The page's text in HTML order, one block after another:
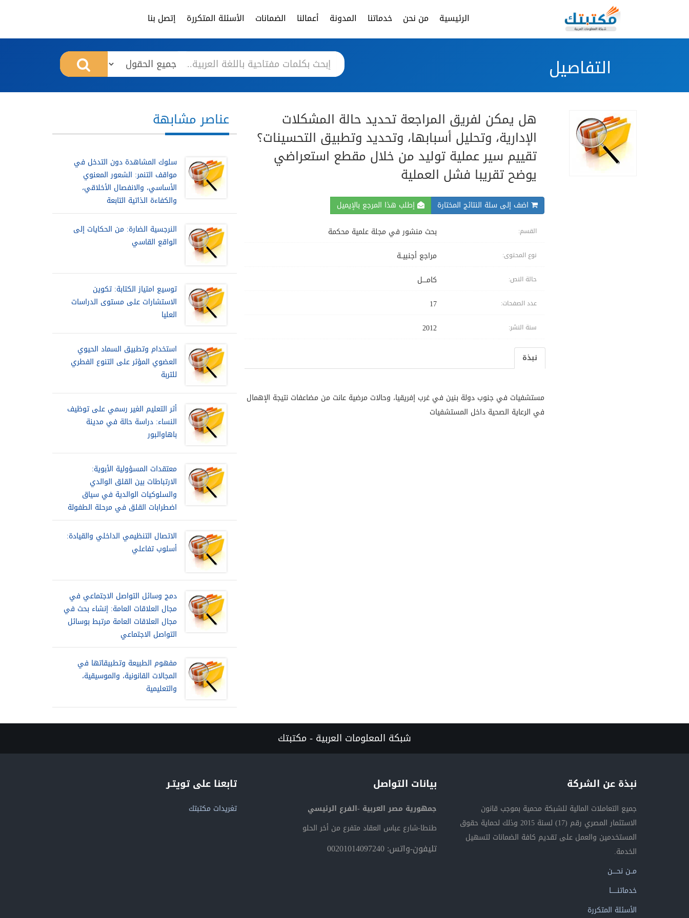
الرئيسية من نحن خدماتنا المدونة أعمالنا الضمانات الأسئلة المتكررة إتصل بنا
التفاصيل
هل يمكن لفريق المراجعة تحديد حالة المشكلات
الإدارية، وتحليل أسبابها، وتحديد وتطبيق التحسينات؟
تقييم سير عملية توليد من خلال مقطع استعراضي
يوضح تقريبا فشل العملية
اضف إلى سلة النتائج المختارة إطلب هذا المرجع بالإيميل
القسم: بحث منشور في مجلة علمية محكمة
نوع المحتوى: مراجع أجنبيــة
حالة النص: كامــــل
عدد الصفحات: 17
سنة النشر: 2012
نبذة
مستشفيات في جنوب دولة بنين في غرب إفريقيا، وحالات مرضية عانت من مضاعفات نتيجة الإهمال
في الرعاية الصحية داخل المستشفيات
عناصر مشابهة
سلوك المشاهدة دون التدخل في
مواقف التنمر: الشعور المعنوي
الأساسي، والانفصال الأخلاقي،
والكفاءة الذاتية التابعة
النرجسية الضارة: من الحكايات إلى
الواقع القاسي
توسيع امتياز الكتابة: تكوين
الاستشارات على مستوى الدراسات
العليا
استخدام وتطبيق السماد الحيوي
العضوي المؤثر على التنوع الفطري
للتربة
أثر التعليم الغير رسمي على توظيف
النساء: دراسة حالة في مدينة
باهاوالبور
معتقدات المسؤولية الأبوية:
الارتباطات بين القلق الوالدي
والسلوكيات الوالدية في سياق
اضطرابات القلق في مرحلة الطفولة
الاتصال التنظيمي الداخلي والقيادة:
أسلوب تفاعلي
دمج وسائل التواصل الاجتماعي في
مجال العلاقات العامة: إنشاء بحث في
مجال العلاقات العامة مرتبط بوسائل
التواصل الاجتماعي
مفهوم الطبيعة وتطبيقاتها في
المجالات القانونية، والموسيقية،
والتعليمية
شبكة المعلومات العربية - مكتبتك
نبذة عن الشركة
جميع التعاملات المالية للشبكة محمية بموجب قانون
الاستثمار المصري رقم (17) لسنة 2015 وذلك لحماية حقوق
المستخدمين والعمل على تقديم كافة الضمانات لتسهيل
الخدمة.
مــن نحــــن
خدماتنــــــا
الأسئلة المتكررة
بيانات التواصل
جمهورية مصر العربية -الفرع الرئيسي
طنطا-شارع عباس العقاد متفرع من أخر الحلو
تليفون-واتس: 00201014097240
تابعنا على تويتـر
تغريدات مكتبتك